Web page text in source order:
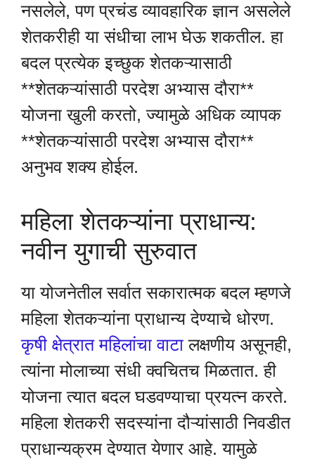
नसलेले, पण प्रचंड व्यावहारिक ज्ञान असलेले
शेतकरीही या संधीचा लाभ घेऊ शकतील. हा
बदल प्रत्येक इच्छुक शेतकऱ्यासाठी
**शेतकऱ्यांसाठी परदेश अभ्यास दौरा**
योजना खुली करतो, ज्यामुळे अधिक व्यापक
**शेतकऱ्यांसाठी परदेश अभ्यास दौरा**
अनुभव शक्य होईल.
महिला शेतकऱ्यांना प्राधान्य:
नवीन युगाची सुरुवात
या योजनेतील सर्वात सकारात्मक बदल म्हणजे
महिला शेतकऱ्यांना प्राधान्य देण्याचे धोरण.
कृषी क्षेत्रात महिलांचा वाटा लक्षणीय असूनही,
त्यांना मोलाच्या संधी क्वचितच मिळतात. ही
योजना त्यात बदल घडवण्याचा प्रयत्न करते.
महिला शेतकरी सदस्यांना दौऱ्यांसाठी निवडीत
प्राधान्यक्रम देण्यात येणार आहे. यामुळे